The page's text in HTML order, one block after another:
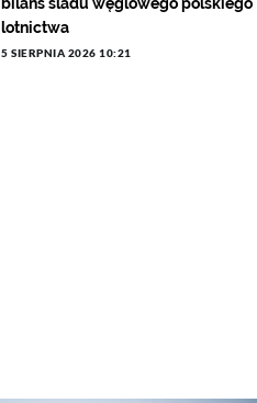
lotnictwa
5 SIERPNIA 2026 10:21